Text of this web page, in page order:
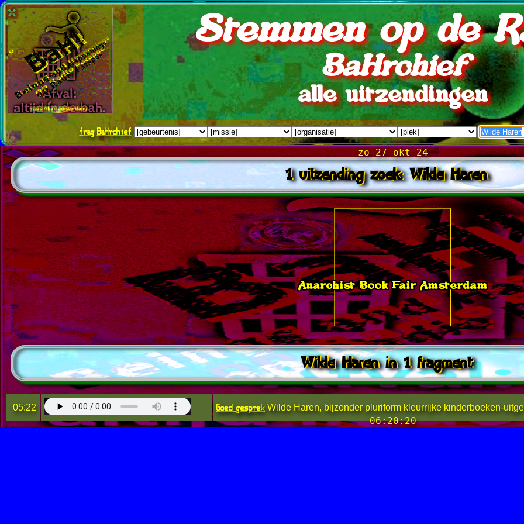
Stemmen op de
BaHrchief
alle uitzendingen
fragBaHrchief
1 uitzending zoek: Wilde Haren
zo 27 okt 24
Anarchist Book Fair Amsterdam
06:20:20
Wilde Haren in 1 fragment
05:22 Goed gesprek Wilde Haren, bijzonder pluriform kleurrijke kinderboeken-